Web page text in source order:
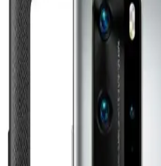
İkinci el çamaşır makinesi ve
fiyatı, bakım durumu ve
yaparak uygun fiyat
kaçınılmalıdır.
İkinci El iPhone 12
Edilmesi Gerekenler ve
İkinci el iPhone 12 Pro Max
durumu önemlidir. Güçlü
kameralarıyla bu model, tercih